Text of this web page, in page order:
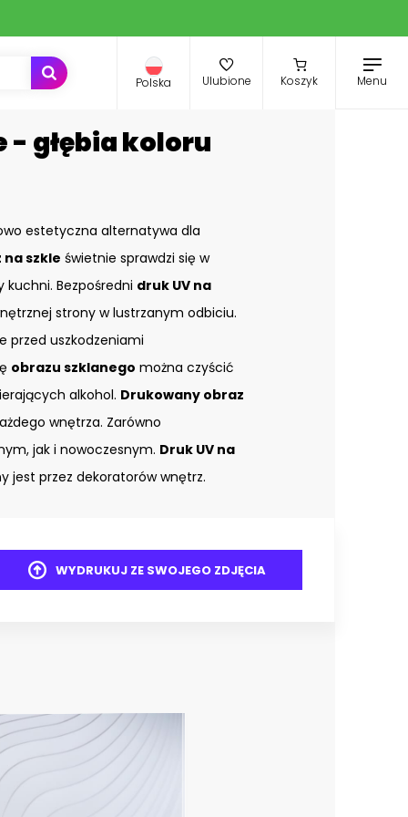
Polska Ulubione Koszyk Menu
- głębia koloru
estetyczna alternatywa dla
na szkle świetnie sprawdzi się w
kuchni. Bezpośredni druk UV na
strony w lustrzanym odbiciu.
przed uszkodzeniami
obrazu szklanego można czyścić
alkohol. Drukowany obraz
wnętrza. Zarówno
jak i nowoczesnym. Druk UV na
jest przez dekoratorów wnętrz.
WYDRUKUJ ZE SWOJEGO ZDJĘCIA